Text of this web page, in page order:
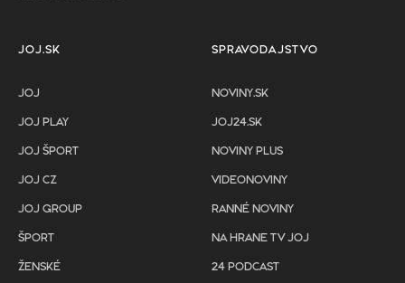
JOJ.SK
JOJ
JOJ PLAY
JOJ ŠPORT
JOJ CZ
JOJ GROUP
ŠPORT
ŽENSKÉ
SPRAVODAJSTVO
NOVINY.SK
JOJ24.SK
NOVINY PLUS
VIDEONOVINY
RANNÉ NOVINY
NA HRANE TV JOJ
24 PODCAST